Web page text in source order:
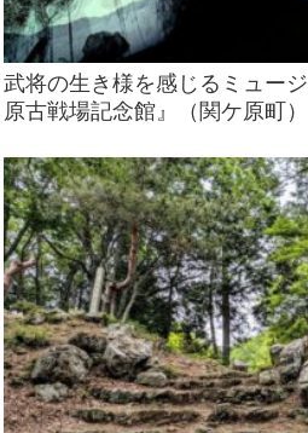
武将の生き様を感じるミュー
原古戦場記念館』（関ケ原町）